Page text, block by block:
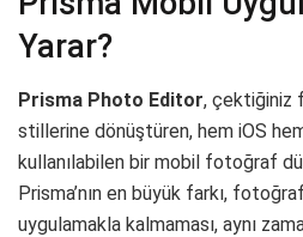
Yarar?
Prisma Photo Editor, çektiğiniz
stillerine dönüştüren, hem iOS
kullanılabilen bir mobil fotoğraf
Prisma’nın en büyük farkı,
uygulamakla kalmaması, aynı